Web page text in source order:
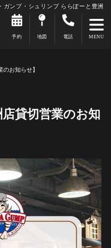
ガンプ・シュリンプ ららぽーと豊洲
予約 地図 電話
のお知らせ】
店貸切営業のお知